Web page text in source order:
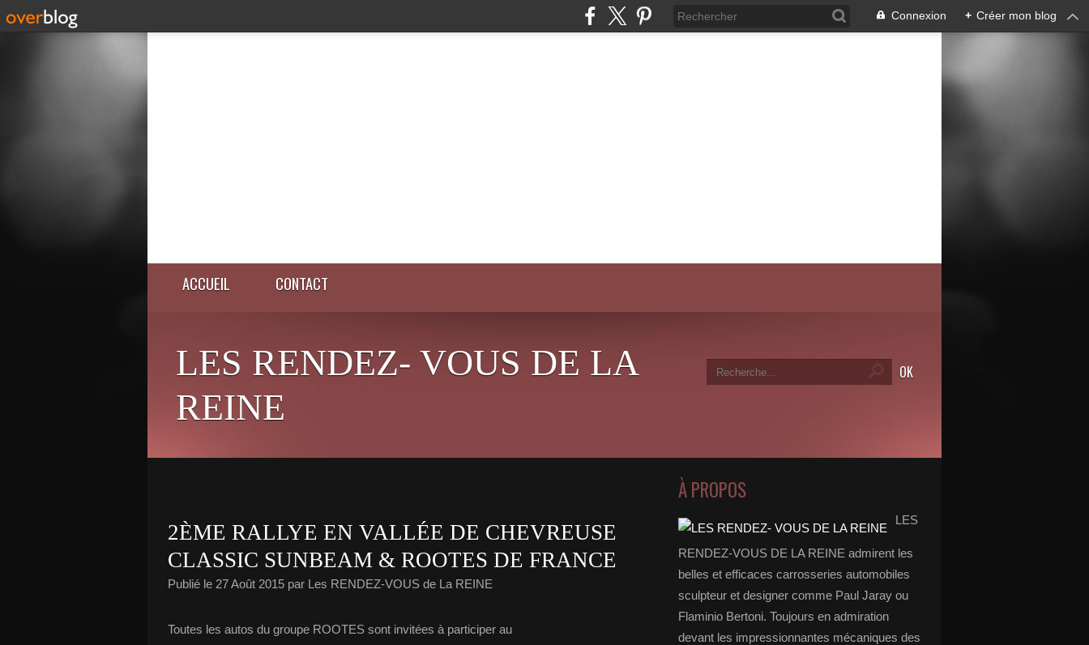
Connexion + Créer mon blog
ACCUEIL CONTACT
LES RENDEZ- VOUS DE LA
REINE
2ÈME RALLYE EN VALLÉE DE CHEVREUSE
CLASSIC SUNBEAM & ROOTES DE FRANCE
Publié le 27 Août 2015 par Les RENDEZ-VOUS de La REINE
Toutes les autos du groupe ROOTES sont invitées à participer au
À PROPOS
LES
RENDEZ-VOUS DE LA REINE admirent les
belles et efficaces carrosseries automobiles
sculpteur et designer comme Paul Jaray ou
Flaminio Bertoni. Toujours en admiration
devant les impressionnantes mécaniques des